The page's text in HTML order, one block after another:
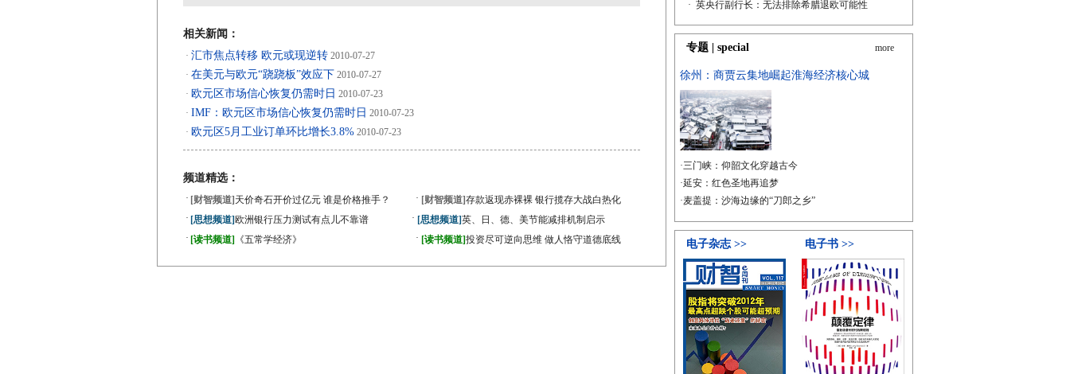
相关新闻：
· 汇市焦点转移 欧元或现逆转 2010-07-27
· 在美元与欧元“跷跷板”效应下 2010-07-27
· 欧元区市场信心恢复仍需时日 2010-07-23
· IMF：欧元区市场信心恢复仍需时日 2010-07-23
· 欧元区5月工业订单环比增长3.8% 2010-07-23
频道精选：
· [财智频道] 天价奇石开价过亿元 谁是价格推手？ · [财智频道]存款返现赤裸裸 银行揽存大战白热化
· [思想频道] 欧洲银行压力测试有点儿不靠谱 · [思想频道]英、日、德、美节能减排机制启示
· [读书频道] 《五常学经济》 · [读书频道]投资尽可逆向思维 做人恪守道德底线